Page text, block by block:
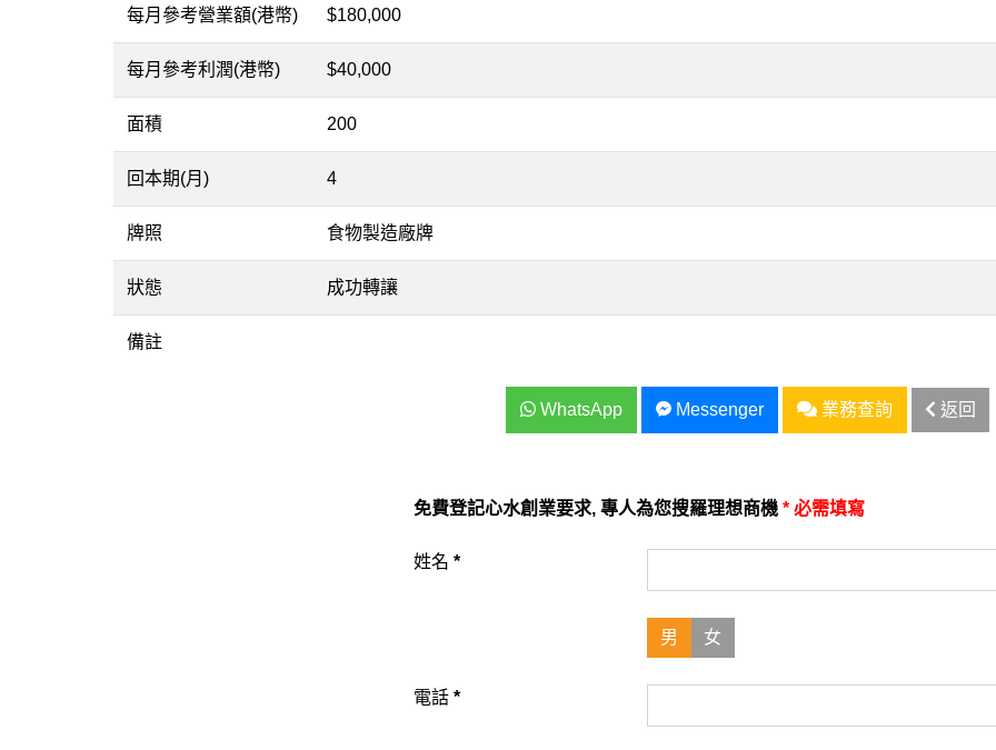
每月參考營業額(港幣) $180,000
每月參考利潤(港幣) $40,000
面積 200
回本期(月) 4
牌照 食物製造廠牌
狀態 成功轉讓
備註
WhatsApp Messenger 業務查詢 返回
免費登記心水創業要求, 專人為您搜羅理想商機 * 必需填寫
姓名 *
男 女
電話 *